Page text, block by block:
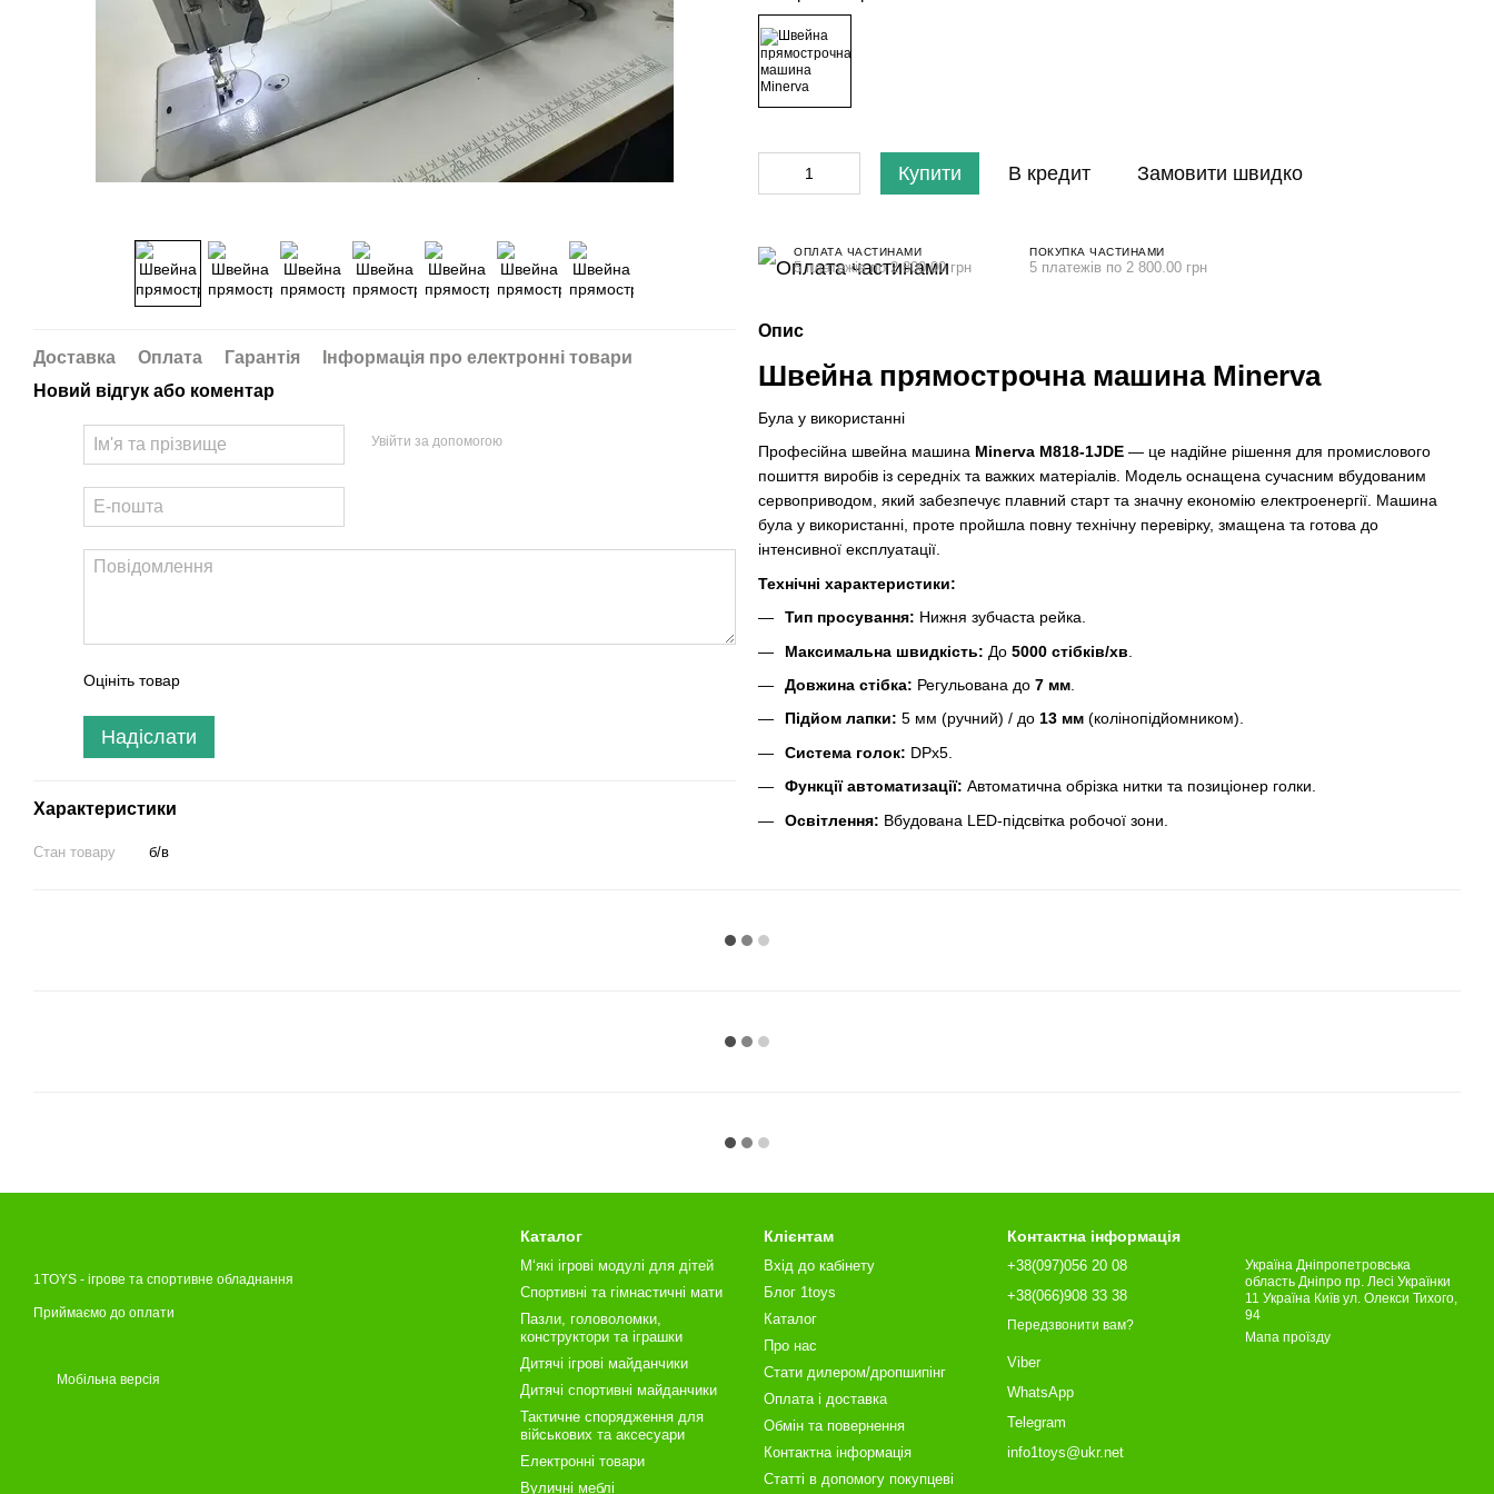
Доставка Оплата Гарантія
Інформація про електронні товари
Новий відгук або коментар
Увійти за допомогою
Оцініть товар
Надіслати
Характеристики
Стан товару б/в
Купити В кредит Замовити швидко
ОПЛАТА ЧАСТИНАМИ
5 платежів по 2 800.00 грн
ПОКУПКА ЧАСТИНАМИ
5 платежів по 2 800.00 грн
Опис
Швейна прямострочна машина Minerva
Була у використанні
Професійна швейна машина Minerva M818-1JDE — це надійне рішення для промислового
пошиття виробів із середніх та важких матеріалів. Модель оснащена сучасним вбудованим
сервоприводом, який забезпечує плавний старт та значну економію електроенергії. Машина
була у використанні, проте пройшла повну технічну перевірку, змащена та готова до
інтенсивної експлуатації.
Технічні характеристики:
Тип просування: Нижня зубчаста рейка.
Максимальна швидкість: До 5000 стібків/хв
Довжина стібка: Регульована до 7 мм
Підйом лапки: 5 мм (ручний) / до 13 мм (колінопідйомником).
Система голок: DPx5.
Функції автоматизації: Автоматична обрізка нитки та позиціонер голки.
Освітлення: Вбудована LED-підсвітка робочої зони.
1TOYS - ігрове та спортивне обладнання
Приймаємо до оплати
Мобільна версія
Каталог
М‘які ігрові модулі для дітей
Спортивні та гімнастичні мати
Пазли, головоломки,
конструктори та іграшки
Дитячі ігрові майданчики
Дитячі спортивні майданчики
Тактичне спорядження для
військових та аксесуари
Електронні товари
Вуличні меблі
Клієнтам
Вхід до кабінету
Блог 1toys
Каталог
Про нас
Стати дилером/дропшипінг
Оплата і доставка
Обмін та повернення
Контактна інформація
Статті в допомогу покупцеві
Контактна інформація
+38(097)056 20 08
+38(066)908 33 38
Передзвонити вам?
Viber
WhatsApp
Telegram
info1toys@ukr.net
Україна Дніпропетровська
область Дніпро пр. Лесі Українки
11 Україна Київ ул. Олекси Тихого,
94
Мапа проїзду